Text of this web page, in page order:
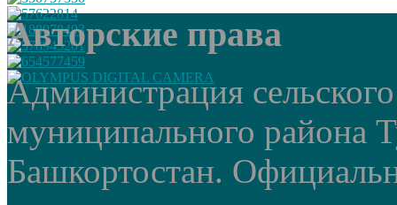
Авторские права
Администрация
муниципального района
Башкортостан.